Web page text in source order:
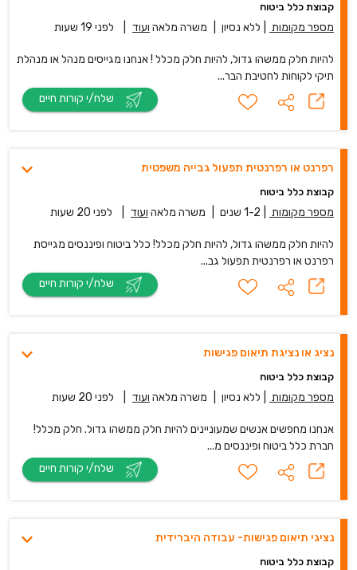
קבוצת כלל ביטוח
מספר מקומות ללא נסיון משרה מלאה ועוד לפני 19 שעות
להיות חלק ממשהו גדול, להיות חלק מכלל ! אנחנו מגייסים מנהל או מנהלת
תיקי לקוחות לחטיבת הבר...
רפרנט או רפרנטית תפעול גבייה משפטית
קבוצת כלל ביטוח
מספר מקומות 1-2 שנים משרה מלאה ועוד לפני 20 שעות
להיות חלק ממשהו גדול, להיות חלק מכלל! כלל ביטוח ופיננסים מגייסת
רפרנט או רפרנטית תפעול גב...
נציג או נציגת תיאום פגישות
קבוצת כלל ביטוח
מספר מקומות ללא נסיון משרה מלאה ועוד לפני 20 שעות
אנחנו מחפשים אנשים שמעוניינים להיות חלק ממשהו גדול. חלק מכלל!
חברת כלל ביטוח ופיננסים מ...
נציגי תיאום פגישות- עבודה היברידית
קבוצת כלל ביטוח